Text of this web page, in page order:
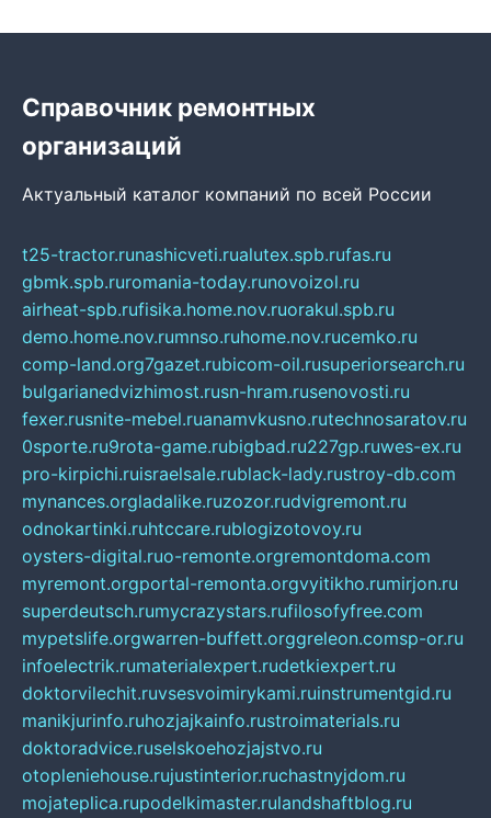
Справочник ремонтных
организаций
Актуальный каталог компаний по всей России
t25-tractor.runashicveti.rualutex.spb.rufas.ru
gbmk.spb.ruromania-today.runovoizol.ru
airheat-spb.rufisika.home.nov.ruorakul.spb.ru
demo.home.nov.rumnso.ruhome.nov.rucemko.ru
comp-land.org7gazet.rubicom-oil.rusuperiorsearch.ru
bulgarianedvizhimost.rusn-hram.rusenovosti.ru
fexer.rusnite-mebel.ruanamvkusno.rutechnosaratov.ru
0sporte.ru9rota-game.rubigbad.ru227gp.ruwes-ex.ru
pro-kirpichi.ruisraelsale.rublack-lady.rustroy-db.com
mynances.orgladalike.ruzozor.rudvigremont.ru
odnokartinki.ruhtccare.rublogizotovoy.ru
oysters-digital.ruo-remonte.orgremontdoma.com
myremont.orgportal-remonta.orgvyitikho.rumirjon.ru
superdeutsch.rumycrazystars.rufilosofyfree.com
mypetslife.orgwarren-buffett.orggreleon.comsp-or.ru
infoelectrik.rumaterialexpert.rudetkiexpert.ru
doktorvilechit.ruvsesvoimirykami.ruinstrumentgid.ru
manikjurinfo.ruhozjajkainfo.rustroimaterials.ru
doktoradvice.ruselskoehozjajstvo.ru
otopleniehouse.rujustinterior.ruchastnyjdom.ru
mojateplica.rupodelkimaster.rulandshaftblog.ru